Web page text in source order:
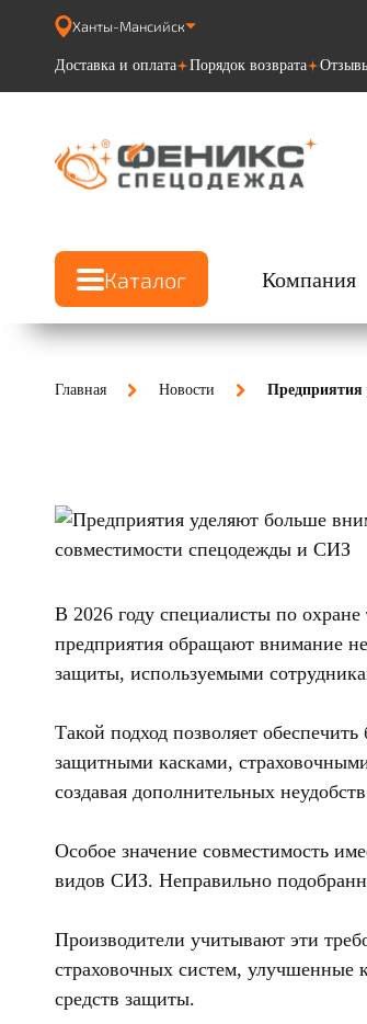
Ханты-Мансийск
Доставка и оплата Порядок возврата
Каталог Компания
Главная Новости Предприятия
В 2026 году специалисты по
предприятия обращают внимание
защиты, используемыми
Такой подход позволяет
защитными касками,
создавая дополнительных
Особое значение совместимость
видов СИЗ. Неправильно
Производители учитывают эти
страховочных систем,
средств защиты.